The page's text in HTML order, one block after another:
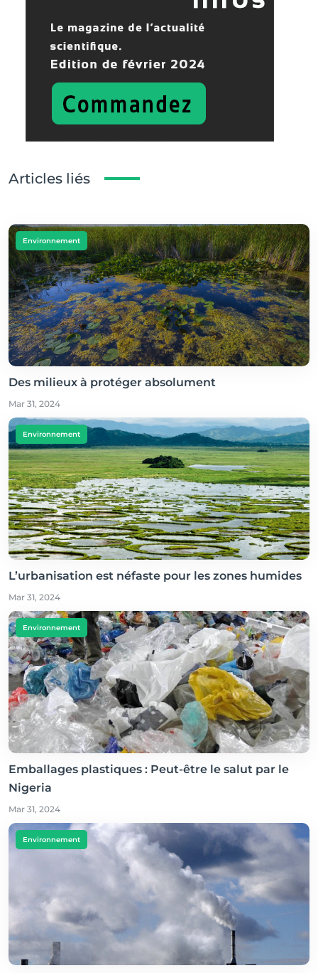
Articles liés
Environnement
Des milieux à protéger absolument
Mar 31, 2024
Environnement
L’urbanisation est néfaste pour les zones humides
Mar 31, 2024
Environnement
Emballages plastiques : Peut-être le salut par le
Nigeria
Mar 31, 2024
Environnement